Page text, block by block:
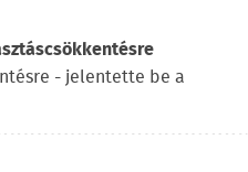
- jelentette be a